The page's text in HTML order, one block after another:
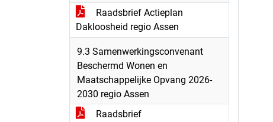
Raadsbrief Actieplan
Dakloosheid regio Assen
9.3 Samenwerkingsconvenant
Beschermd Wonen en
Maatschappelijke Opvang 2026-
2030 regio Assen
Raadsbrief